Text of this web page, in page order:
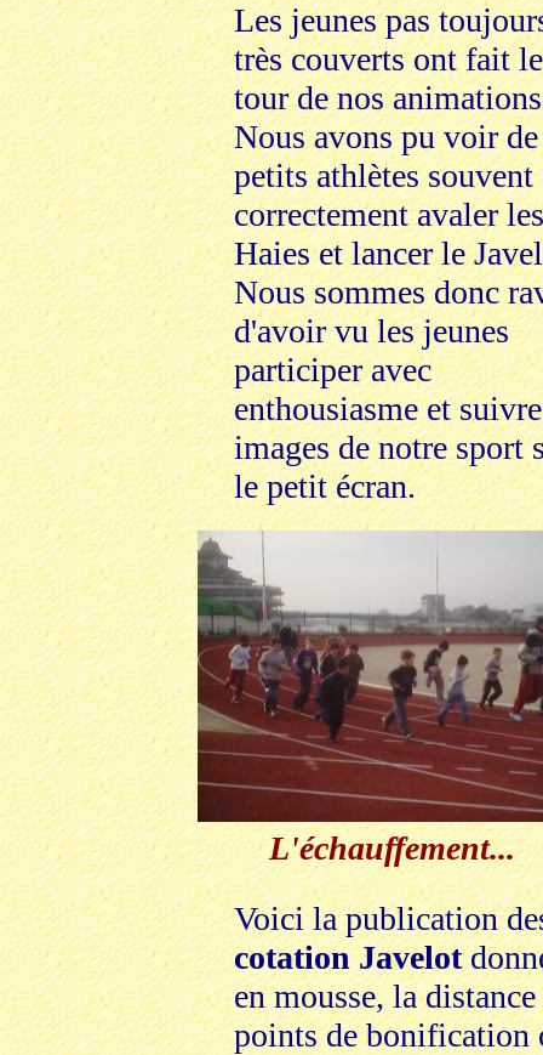
Les jeunes pas
très couverts ont fait le
tour de nos
Nous avons pu voir de
petits athlètes souvent
correctement avaler les
Haies et lancer le
Nous sommes donc
d'avoir vu les jeunes
participer avec
enthousiasme et
images de notre sport
le petit écran.
L'échauffement...
Voici la publication
cotation Javelot
en mousse, la
points de